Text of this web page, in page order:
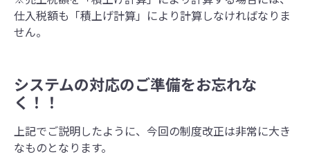
仕入税額も「積上げ計算」により計算しなければなりま
せん。
システムの対応のご準備をお忘れな
く！！
上記でご説明したように、今回の制度改正は非常に大き
なものとなります。